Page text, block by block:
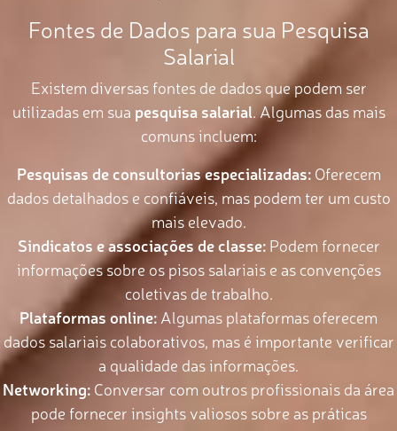
Fontes de Dados para sua Pesquisa
Salarial
Existem diversas fontes de dados que podem ser
utilizadas em sua pesquisa salarial . Algumas das mais
comuns incluem:
Pesquisas de consultorias especializadas:Oferecem
dados detalhados e confiáveis, mas podem ter um custo
mais elevado.
Sindicatos e associações de classe:Podem fornecer
informações sobre os pisos salariais e as convenções
coletivas de trabalho.
Plataformas online: Algumas plataformas oferecem
dados salariais colaborativos, mas é importante verificar
a qualidade das informações.
Networking: Conversar com outros profissionais da área
pode fornecer insights valiosos sobre as práticas